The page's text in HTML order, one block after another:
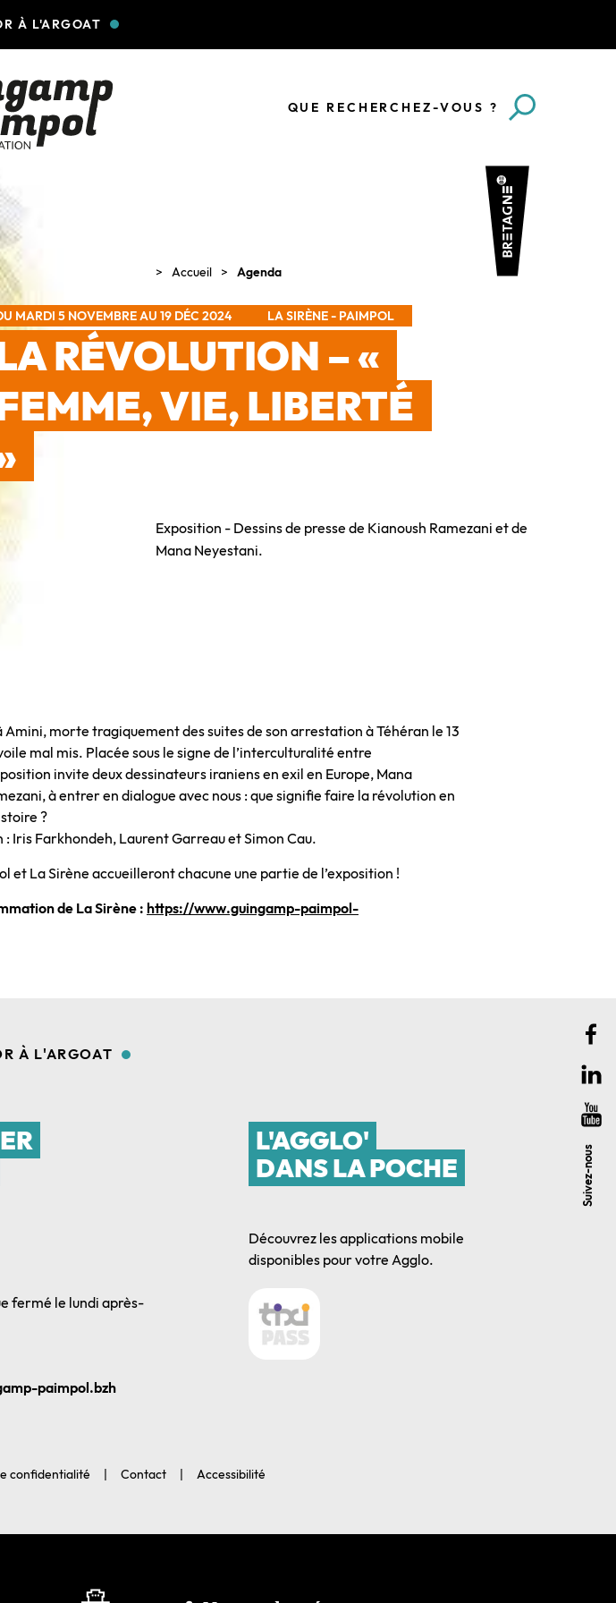
À L'ARGOAT
QUE RECHERCHEZ-VOUS ?
Suivez-nous
Accueil Agenda
MARDI 5 NOVEMBRE AU 19 DÉC 2024 LA SIRÈNE - PAIMPOL
RÉVOLUTION – «
VIE, LIBERTÉ
Exposition - Dessins de presse de Kianoush Ramezani et de
Mana Neyestani.
Amini, morte tragiquement des suites de son arrestation à Téhéran le 13
mal mis. Placée sous le signe de l’interculturalité entre
invite deux dessinateurs iraniens en exil en Europe, Mana
à entrer en dialogue avec nous : que signifie faire la révolution en
?
Iris Farkhondeh, Laurent Garreau et Simon Cau.
et La Sirène accueilleront chacune une partie de l’exposition !
de La Sirène : https://www.guingamp-paimpol-
À L'ARGOAT
fermé le lundi après-
paimpol.bzh
L'AGGLO'
DANS LA POCHE
Découvrez les applications mobile
disponibles pour votre Agglo.
confidentialité Contact Accessibilité